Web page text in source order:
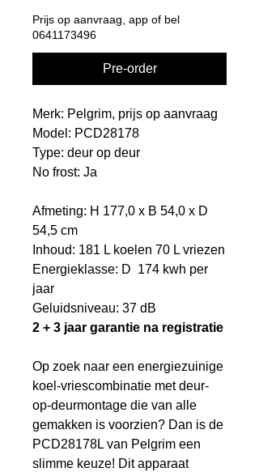
Prijs op aanvraag, app of bel
0641173496
Pre-order
Merk: Pelgrim, prijs op aanvraag
Model: PCD28178
Type: deur op deur
No frost: Ja
Afmeting: H 177,0 x B 54,0 x D
54,5 cm
Inhoud: 181 L koelen 70 L vriezen
Energieklasse: D 174 kwh per
jaar
Geluidsniveau: 37 dB
2 + 3 jaar garantie na registratie
Op zoek naar een energiezuinige
koel-vriescombinatie met deur-
op-deurmontage die van alle
gemakken is voorzien? Dan is de
PCD28178L van Pelgrim een
slimme keuze! Dit apparaat